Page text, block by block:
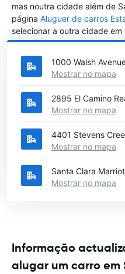
mas noutra cidade além de
página Aluguer de carros
selecionar a outra cidade
alugar um carro
1000 Walsh
Mostrar no mapa
2895 El Camino
Mostrar no mapa
4401 Stevens
Mostrar no mapa
Santa Clara
Mostrar no mapa
Informação
alugar um carro em